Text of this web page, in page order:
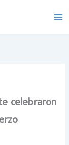
celebraron